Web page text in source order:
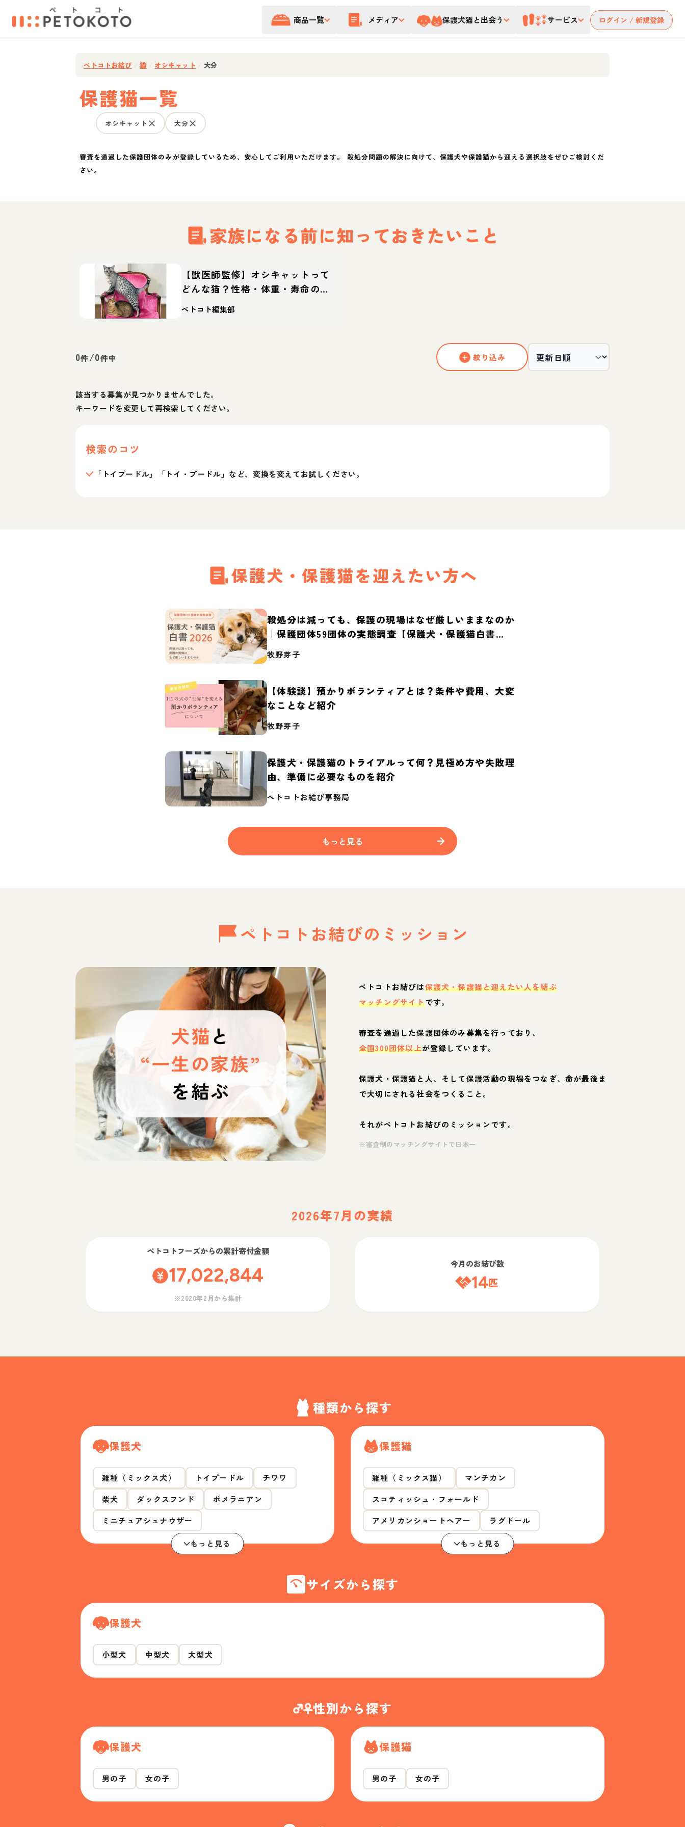
商品一覧 メディア 保護犬猫と出会う サービス ログイン / 新規登録
ペトコトお結び 猫 オシキャット 大分
保護猫一覧
オシキャット 大分
審査を通過した保護団体のみが登録しているため、安心してご利用いただけます。 殺処分問題の解決に向けて、保護犬や保護猫から迎える選択肢をぜひご検討くだ
さい。
家族になる前に知っておきたいこと
【獣医師監修】オシキャットって
どんな猫？性格・体重・寿命の特
徴・迎え方
ペトコト編集部
0件/0件中 絞り込み
該当する募集が見つかりませんでした。
キーワードを変更して再検索してください。
検索のコツ
「トイプードル」「トイ・プードル」など、変換を変えてお試しください。
保護犬・保護猫を迎えたい方へ
殺処分は減っても、保護の現場はなぜ厳しいままなのか
｜保護団体59団体の実態調査【保護犬・保護猫白書
2026】
牧野芽子
【体験談】預かりボランティアとは？条件や費用、大変
なことなど紹介
牧野芽子
保護犬・保護猫のトライアルって何？見極め方や失敗理
由、準備に必要なものを紹介
ペトコトお結び事務局
もっと見る
ペトコトお結びの ミッション
犬猫と
“一生の家族”
を結ぶ
ペトコトお結びは保護犬・保護猫と迎えたい人を結ぶ
マッチングサイトです。
審査を通過した保護団体のみ募集を行っており、
全国300団体以上が登録しています。
保護犬・保護猫と人、そして保護活動の現場をつなぎ、命が最後ま
で大切にされる社会をつくること。
それがペトコトお結びのミッションです。
※審査制のマッチングサイトで日本一
2026年7月の実績
ペトコトフーズからの累計寄付金額
17,022,844
※2020年2月から集計
今月のお結び数
14匹
種類から探す
保護犬
雑種（ミックス犬） トイプードル
チワワ
柴犬
ダックスフンド
ポメラニアン
ミニチュアシュナウザー
もっと見る
保護猫
雑種（ミックス猫）
マンチカン
スコティッシュ・フォールド
アメリカンショートヘアー
ラグドール
もっと見る
サイズから探す
保護犬
小型犬 中型犬 大型犬
性別から探す
保護犬
男の子 女の子
保護猫
男の子 女の子